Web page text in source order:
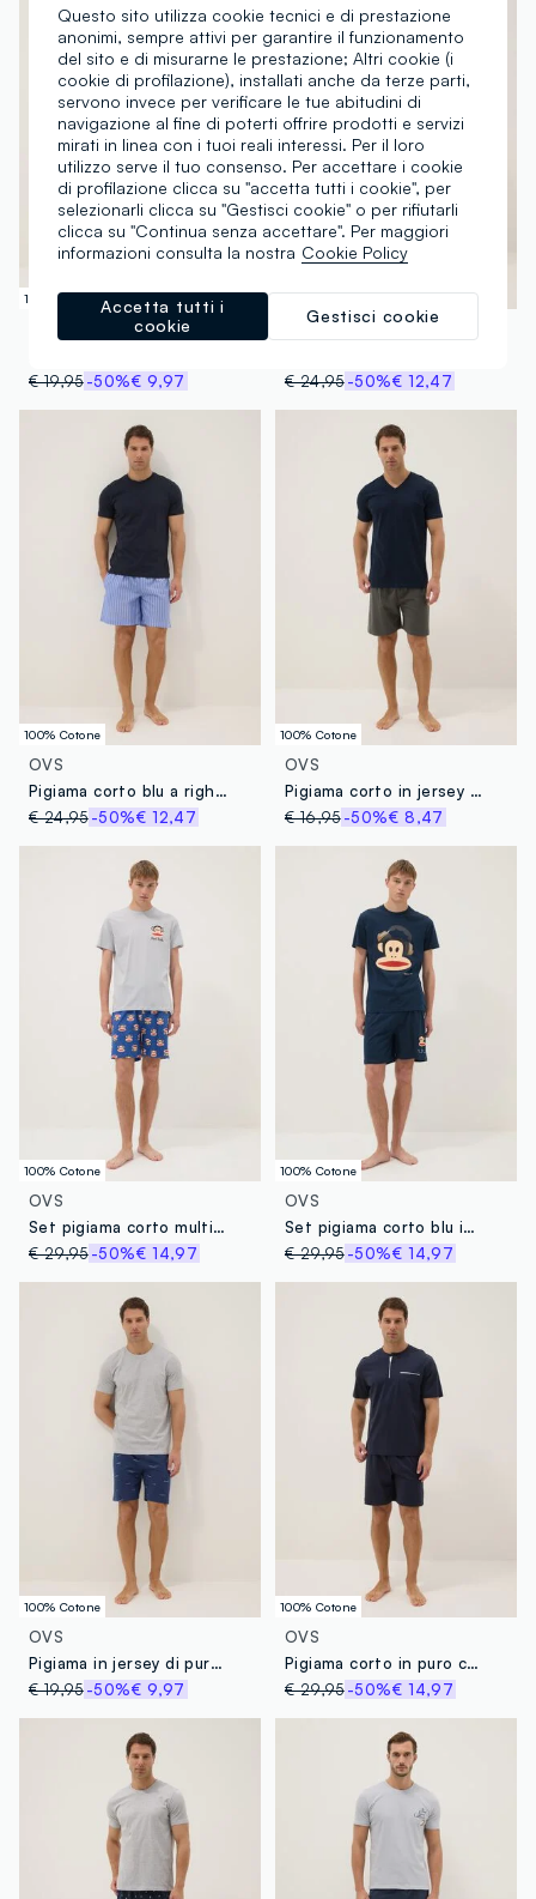
100% Cotone
€ 19,95-50%€ 9,97
100% Cotone
OVS
€ 24,95 -50%€ 12,47
100% Cotone
OVS
Pigiama corto blu a righe in jersey di puro cotone organico
€ 24,95-50%€ 12,47
100% Cotone
OVS
Pigiama corto in jersey di puro cotone organico multicolor regular fit con collo a V
€ 16,95 -50%€ 8,47
100% Cotone
OVS
Set pigiama corto multicolor in puro cotone organico con stampa Paul Frank regular fit
€ 29,95-50%€ 14,97
100% Cotone
OVS
Set pigiama corto blu in puro cotone organico con stampa Paul Frank regular fit
€ 29,95 -50%€ 14,97
100% Cotone
OVS
Pigiama in jersey di puro cotone organico biologico multicolor regular fit con stampe
€ 19,95-50%€ 9,97
100% Cotone
OVS
Pigiama corto in puro cotone blu regular fit con collo serafino
€ 29,95 -50%€ 14,97
Questo sito utilizza cookie tecnici e di prestazione
anonimi, sempre attivi per garantire il funzionamento
del sito e di misurarne le prestazione; Altri cookie (i
cookie di profilazione), installati anche da terze parti,
servono invece per verificare le tue abitudini di
navigazione al fine di poterti offrire prodotti e servizi
mirati in linea con i tuoi reali interessi. Per il loro
utilizzo serve il tuo consenso. Per accettare i cookie
di profilazione clicca su "accetta tutti i cookie", per
selezionarli clicca su "Gestisci cookie" o per rifiutarli
clicca su "Continua senza accettare". Per maggiori
informazioni consulta la nostra Cookie Policy
Gestisci cookie
Accetta tutti i
cookie